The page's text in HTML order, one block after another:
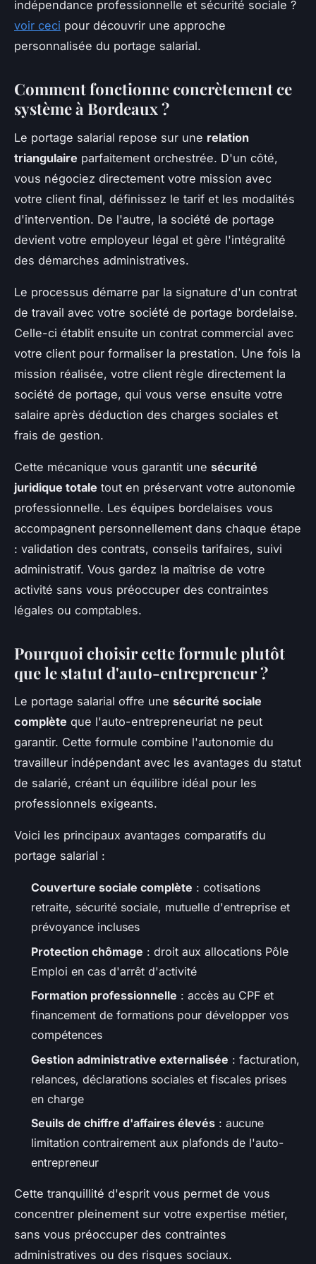
indépendance professionnelle et sécurité sociale ?
voir ceci pour découvrir une approche
personnalisée du portage salarial.
Comment fonctionne concrètement ce
système à Bordeaux ?
Le portage salarial repose sur une relation
triangulaire parfaitement orchestrée. D'un côté,
vous négociez directement votre mission avec
votre client final, définissez le tarif et les modalités
d'intervention. De l'autre, la société de portage
devient votre employeur légal et gère l'intégralité
des démarches administratives.
Le processus démarre par la signature d'un contrat
de travail avec votre société de portage bordelaise.
Celle-ci établit ensuite un contrat commercial avec
votre client pour formaliser la prestation. Une fois la
mission réalisée, votre client règle directement la
société de portage, qui vous verse ensuite votre
salaire après déduction des charges sociales et
frais de gestion.
Cette mécanique vous garantit une sécurité
juridique totale tout en préservant votre autonomie
professionnelle. Les équipes bordelaises vous
accompagnent personnellement dans chaque étape
: validation des contrats, conseils tarifaires, suivi
administratif. Vous gardez la maîtrise de votre
activité sans vous préoccuper des contraintes
légales ou comptables.
Pourquoi choisir cette formule plutôt
que le statut d'auto-entrepreneur ?
Le portage salarial offre une sécurité sociale
complète que l'auto-entrepreneuriat ne peut
garantir. Cette formule combine l'autonomie du
travailleur indépendant avec les avantages du statut
de salarié, créant un équilibre idéal pour les
professionnels exigeants.
Voici les principaux avantages comparatifs du
portage salarial :
Couverture sociale complète : cotisations
retraite, sécurité sociale, mutuelle d'entreprise et
prévoyance incluses
Protection chômage : droit aux allocations Pôle
Emploi en cas d'arrêt d'activité
Formation professionnelle : accès au CPF et
financement de formations pour développer vos
compétences
Gestion administrative externalisée : facturation,
relances, déclarations sociales et fiscales prises
en charge
Seuils de chiffre d'affaires élevés : aucune
limitation contrairement aux plafonds de l'auto-
entrepreneur
Cette tranquillité d'esprit vous permet de vous
concentrer pleinement sur votre expertise métier,
sans vous préoccuper des contraintes
administratives ou des risques sociaux.